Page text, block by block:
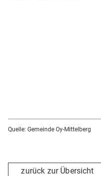
Quelle: Gemeinde Oy-Mittelberg
zurück zur Übersicht